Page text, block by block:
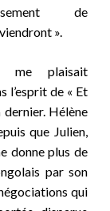
de
».
me plaisait
l’esprit de « Et
dernier. Hélène
que Julien,
donne plus de
par son
qui